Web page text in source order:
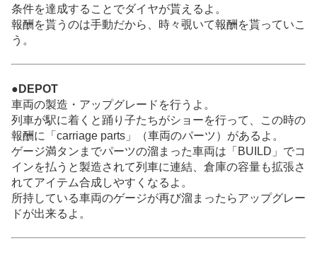
条件を達成することでダイヤが貰えるよ。
報酬を貰うのは手動だから、時々覗いて報酬を貰っていこ
う。
●DEPOT
車両の製造・アップグレードを行うよ。
列車が駅に着くと踊り子たちがショーを行って、この時の
報酬に「carriage parts」（車両のパーツ）があるよ。
ゲージ満タンまでパーツの溜まった車両は「BUILD」でコ
インを払うと製造されて列車に連結、倉庫の容量も拡張さ
れてアイテム合成しやすくなるよ。
所持している車両のゲージが再び溜まったらアップグレー
ドが出来るよ。